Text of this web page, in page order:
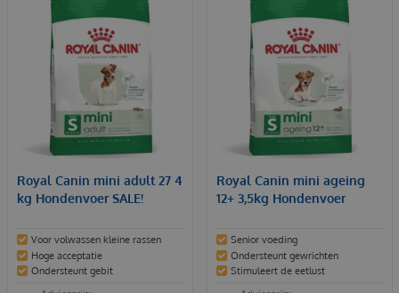
Royal Canin mini adult 27 4
kg Hondenvoer SALE!
Voor volwassen kleine rassen
Hoge acceptatie
Ondersteunt gebit
Royal Canin mini ageing
12+ 3,5kg Hondenvoer
Senior voeding
Ondersteunt gewrichten
Stimuleert de eetlust